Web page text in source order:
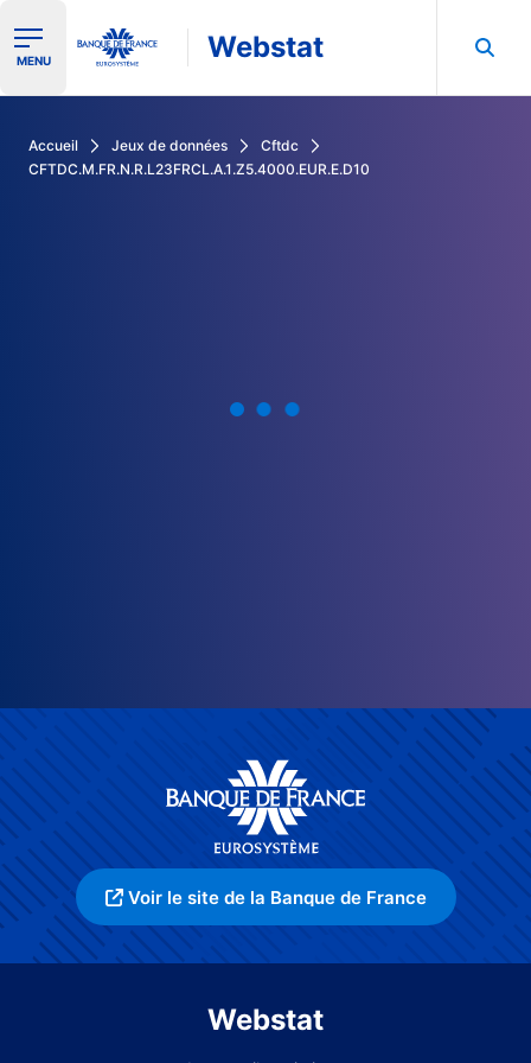
Ouvrir le menu de navigation
MENU Webstat
Accueil Jeux de données
Cftdc
CFTDC.M.FR.N.R.L23FRCL.A.1.Z5.4000.EUR.E.D10
Voir le site de la Banque de France
Webstat